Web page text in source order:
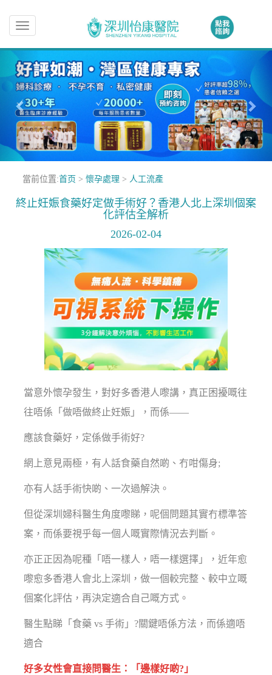
Toggle
navigation
當前位置:首页 > 懷孕處理 > 人工流產
終止妊娠食藥好定做手術好？香港人北上深圳個案
化評估全解析
2026-02-04
當意外懷孕發生，對好多香港人嚟講，真正困擾嘅往
往唔係「做唔做終止妊娠」，而係——
應該食藥好，定係做手術好?
網上意見兩極，有人話食藥自然啲、冇咁傷身;
亦有人話手術快啲、一次過解決。
但從深圳婦科醫生角度嚟睇，呢個問題其實冇標準答
案，而係要視乎每一個人嘅實際情況去判斷。
亦正正因為呢種「唔一樣人，唔一樣選擇」，近年愈
嚟愈多香港人會北上深圳，做一個較完整、較中立嘅
個案化評估，再決定適合自己嘅方式。
醫生點睇「食藥 vs 手術」?關鍵唔係方法，而係適唔
適合
好多女性會直接問醫生：「邊樣好啲?」